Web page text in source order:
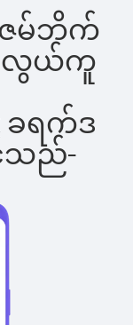
ာ်ဇမ်ဘိက်
လွယ်ကူ
ခရက်ဒ
သည်-